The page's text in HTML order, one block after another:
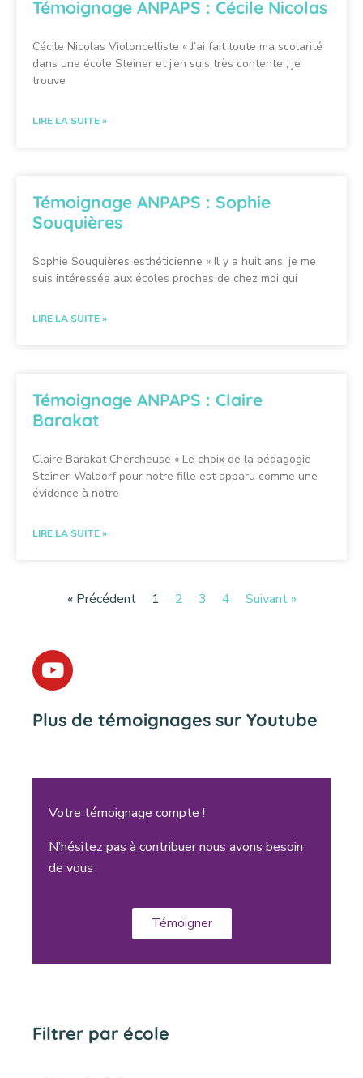
Témoignage ANPAPS : Cécile Nicolas
Cécile Nicolas Violoncelliste « J’ai fait toute ma scolarité
dans une école Steiner et j’en suis très contente ; je
trouve
LIRE LA SUITE »
Témoignage ANPAPS : Sophie
Souquières
Sophie Souquières esthéticienne « Il y a huit ans, je me
suis intéressée aux écoles proches de chez moi qui
LIRE LA SUITE »
Témoignage ANPAPS : Claire
Barakat
Claire Barakat Chercheuse « Le choix de la pédagogie
Steiner-Waldorf pour notre fille est apparu comme une
évidence à notre
LIRE LA SUITE »
« Précédent 1 2 3 4 Suivant »
Plus de témoignages sur Youtube
Votre témoignage compte !
N’hésitez pas à contribuer nous avons besoin
de vous
Témoigner
Filtrer par école